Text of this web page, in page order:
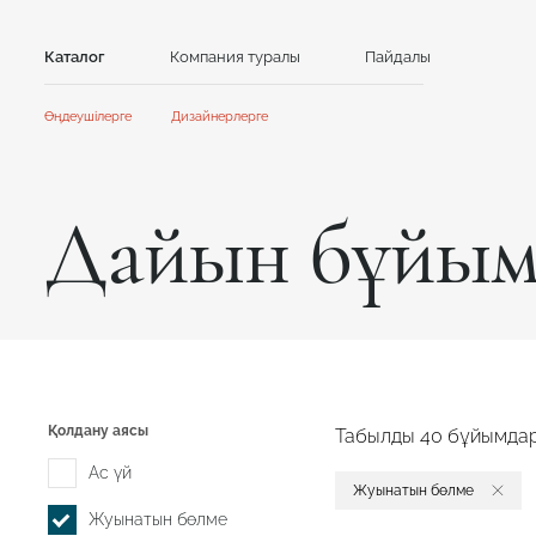
Каталог
Тас
GRANDEX
NEOMARM
Caesarstone
Avant Quartz
GRANDEX Quartz
Компания туралы Пайдалы
Өңдеушілерге
Нұсқаулықтар
Каталог және презентациялар
Дизайнерлерге
Клиенттерге арналған контент
Дайын
Қолдану аясы
Ас үй
Жуынатын бөлме
Табылды 40
Жуынатын бөлме